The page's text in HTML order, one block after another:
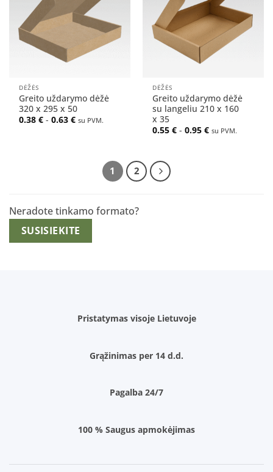
DĖŽĖS
Greito uždarymo dėžė
320 x 295 x 50
0.38€ -0.63€ su PVM.
DĖŽĖS
Greito uždarymo dėžė
su langeliu 210 x 160
x 35
0.55€ -0.95€ su PVM.
1 2
Neradote tinkamo formato?
SUSISIEKITE
Pristatymas visoje Lietuvoje
Grąžinimas per 14 d.d.
Pagalba 24/7
100 % Saugus apmokėjimas